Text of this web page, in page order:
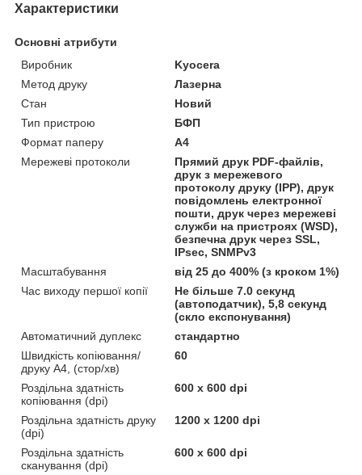
Характеристики
Основні атрибути
Виробник
Kyocera
Метод друку
Лазерна
Стан
Новий
Тип пристрою
БФП
Формат паперу
А4
Мережеві протоколи
Прямий друк PDF-файлів,
друк з мережевого
протоколу друку (IPP), друк
повідомлень електронної
пошти, друк через мережеві
служби на пристроях (WSD),
безпечна друк через SSL,
IPsec, SNMPv3
Масштабування
від 25 до 400% (з кроком 1%)
Час виходу першої копії
Не більше 7.0 секунд
(автоподатчик), 5,8 секунд
(скло експонування)
Автоматичний дуплекс
стандартно
Швидкість копіювання/
друку A4, (стор/хв)
60
Роздільна здатність
копіювання (dpi)
600 x 600 dpi
Роздільна здатність друку
(dpi)
1200 x 1200 dpi
Роздільна здатність
сканування (dpi)
600 x 600 dpi